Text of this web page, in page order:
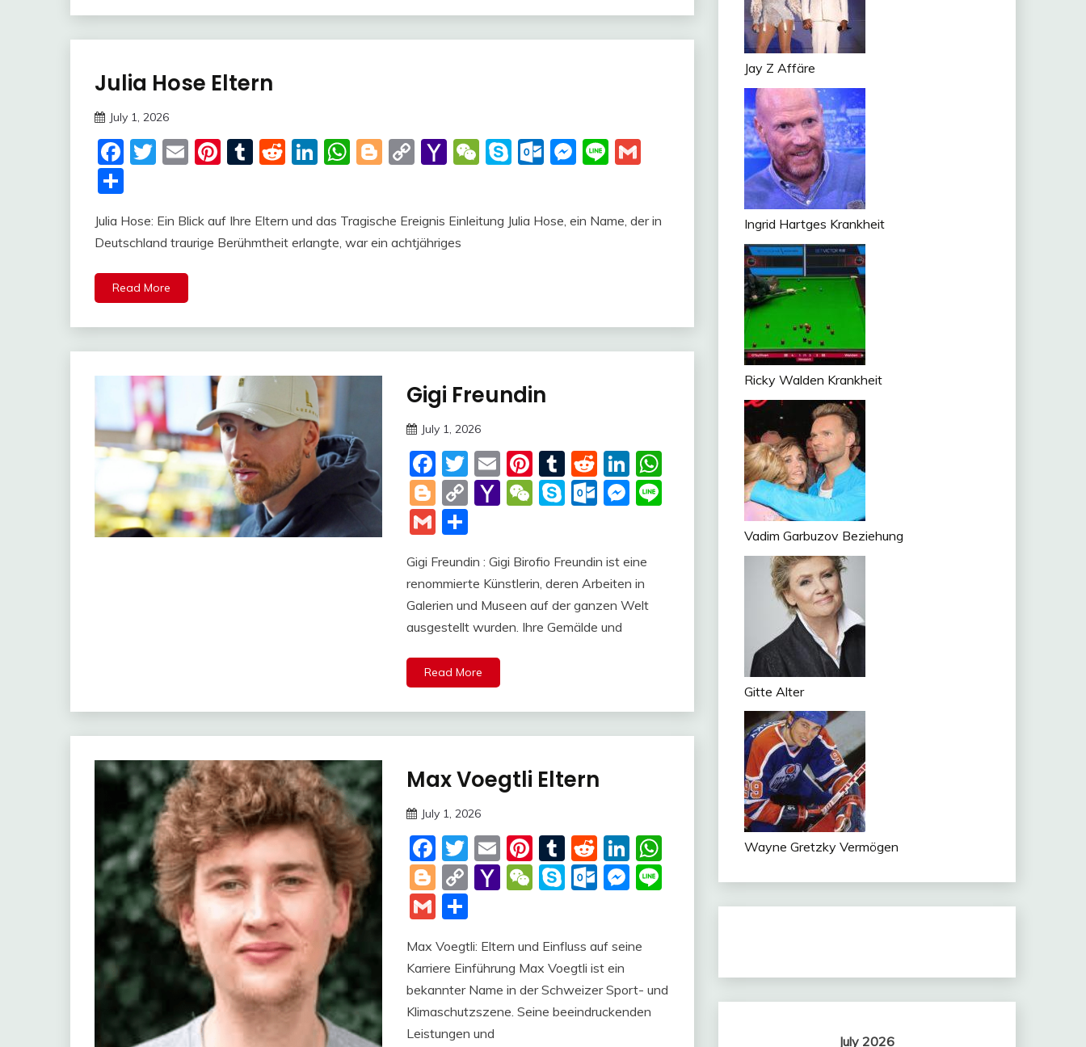
Trends
Julia Hose Eltern
July 1, 2026
Meme
Facebook
Twitter
EmailPinterest
Tumblr
Reddit
LinkedIn
WhatsApp
Blogger
CopyYahoo
WeChat
SkypeOutlook.com
Messenger
Line
Julia Hose: Ein Blick auf Ihre Eltern und das Tragische Ereignis Einleitung Julia Hose, ein Name, der in
Deutschland traurige Berühmtheit erlangte, war ein achtjähriges
Read More
Trends
Gigi Freundin
July 1, 2026
Facebook
Twitter
EmailPinterest
Tumblr
RedditLinkedIn
WhatsApp
Blogger
Copy
Link
Yahoo
WeChat
Skype
Outlook.com
Messenger
Line
GmailShare
Gigi Freundin : Gigi Birofio Freundin ist eine
renommierte Künstlerin, deren Arbeiten in
Galerien und Museen auf der ganzen Welt
ausgestellt wurden. Ihre Gemälde und
Read More
Trends
Max Voegtli Eltern
July 1, 2026
Meme
Facebook
Twitter
EmailPinterest
Tumblr
RedditLinkedIn
WhatsApp
Blogger
Copy
Link
Yahoo
WeChat
Skype
Outlook.com
Messenger
Line
GmailShare
Max Voegtli: Eltern und Einfluss auf seine
Karriere Einführung Max Voegtli ist ein
bekannter Name in der Schweizer Sport- und
Klimaschutzszene. Seine beeindruckenden
Leistungen und
Jay Z Affäre
Ingrid Hartges Krankheit
Ricky Walden Krankheit
Vadim Garbuzov Beziehung
Gitte Alter
Wayne Gretzky Vermögen
July 2026